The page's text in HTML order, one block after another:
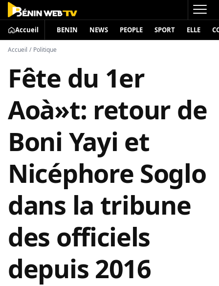
Accueil BENIN NEWS PEOPLE SPORT ELLE
Accueil / Politique
Fête du 1er
Aoà»t: retour de
Boni Yayi et
Nicéphore Soglo
dans la tribune
des officiels
depuis 2016